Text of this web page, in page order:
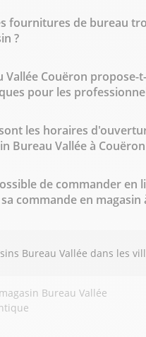
fournitures de bureau
?
Vallée Couëron propose-
pour les
les horaires
Bureau Vallée à Couëron
de commander en
commande en magasin
Bureau Vallée dans les
Bureau Vallée